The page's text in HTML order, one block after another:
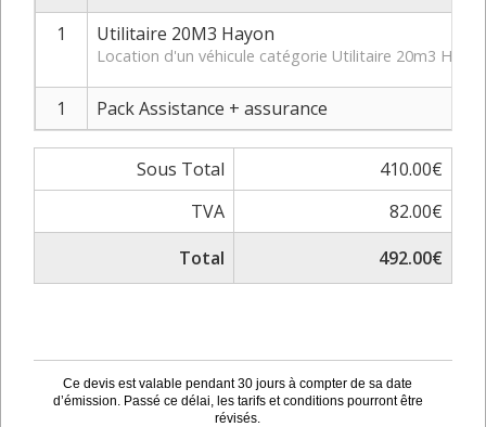
1
Utilitaire 20M3 Hayon
Location d'un véhicule catégorie Utilitaire 20m3
1 Pack Assistance + assurance
Sous Total
410.00€
TVA
82.00€
Total
492.00€
Ce devis est valable pendant 30 jours à compter de sa date
d’émission. Passé ce délai, les tarifs et conditions pourront être
révisés.